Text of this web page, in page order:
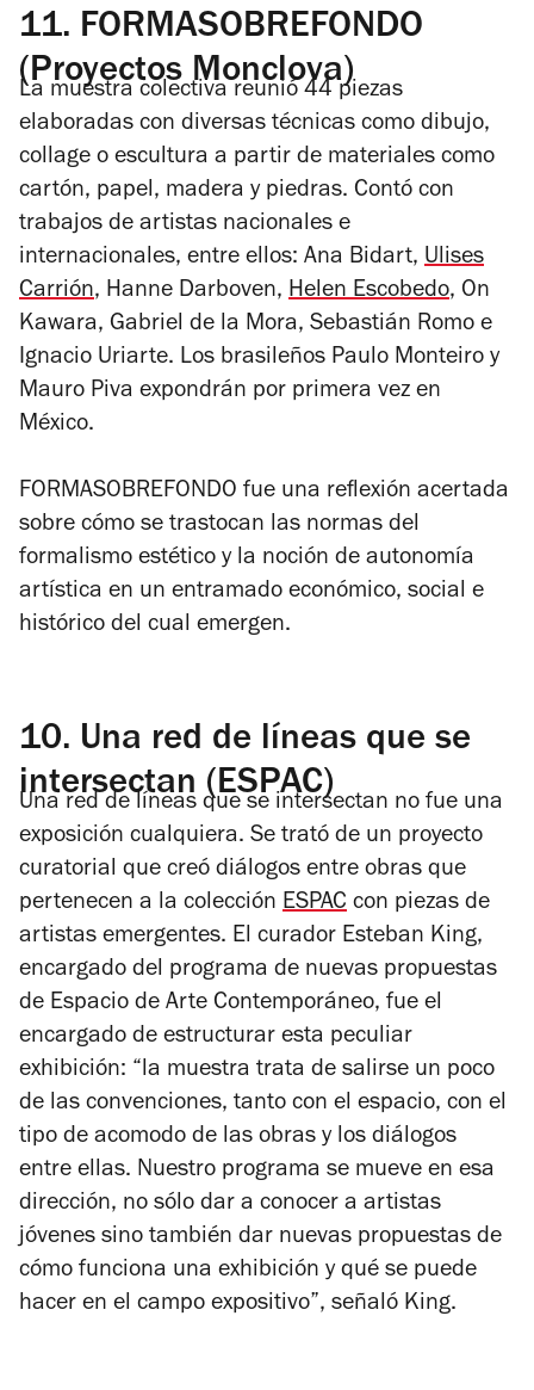
11. FORMASOBREFONDO
(Proyectos Monclova)
La muestra colectiva reunió 44 piezas
elaboradas con diversas técnicas como dibujo,
collage o escultura a partir de materiales como
cartón, papel, madera y piedras. Contó con
trabajos de artistas nacionales e
internacionales, entre ellos: Ana Bidart, Ulises
Carrión, Hanne Darboven, Helen Escobedo, On
Kawara, Gabriel de la Mora, Sebastián Romo e
Ignacio Uriarte. Los brasileños Paulo Monteiro y
Mauro Piva expondrán por primera vez en
México.
FORMASOBREFONDO fue una reflexión acertada
sobre cómo se trastocan las normas del
formalismo estético y la noción de autonomía
artística en un entramado económico, social e
histórico del cual emergen.
10. Una red de líneas que se
intersectan (ESPAC)
Una red de líneas que se intersectan no fue una
exposición cualquiera. Se trató de un proyecto
curatorial que creó diálogos entre obras que
pertenecen a la colección ESPAC con piezas de
artistas emergentes. El curador Esteban King,
encargado del programa de nuevas propuestas
de Espacio de Arte Contemporáneo, fue el
encargado de estructurar esta peculiar
exhibición: “la muestra trata de salirse un poco
de las convenciones, tanto con el espacio, con el
tipo de acomodo de las obras y los diálogos
entre ellas. Nuestro programa se mueve en esa
dirección, no sólo dar a conocer a artistas
jóvenes sino también dar nuevas propuestas de
cómo funciona una exhibición y qué se puede
hacer en el campo expositivo”, señaló King.